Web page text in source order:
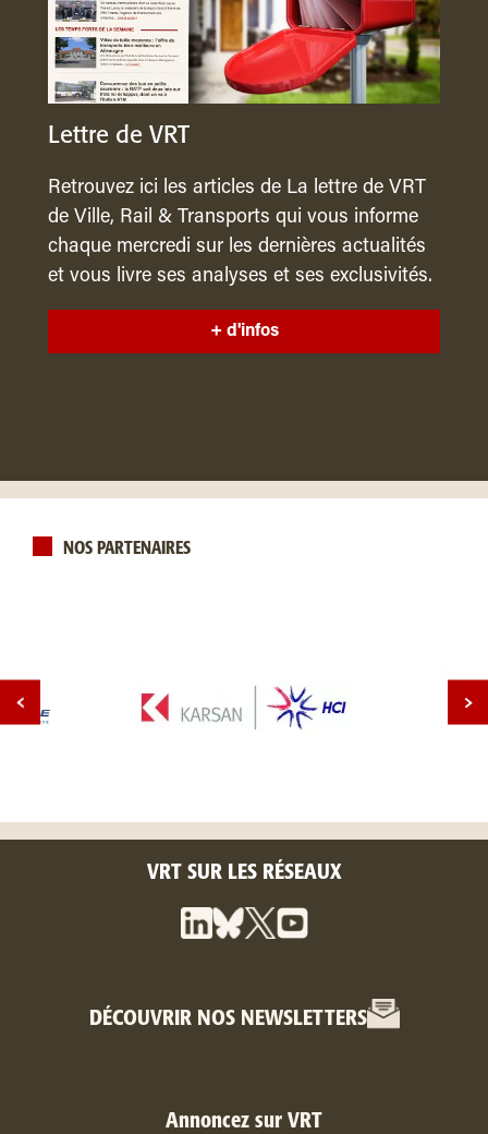
Lettre de VRT
Retrouvez ici les articles de La lettre de VRT
de Ville, Rail & Transports qui vous informe
chaque mercredi sur les dernières actualités
et vous livre ses analyses et ses exclusivités.
+ d'infos
NOS PARTENAIRES
VRT SUR LES RÉSEAUX
DÉCOUVRIR NOS NEWSLETTERS
Annoncez sur VRT